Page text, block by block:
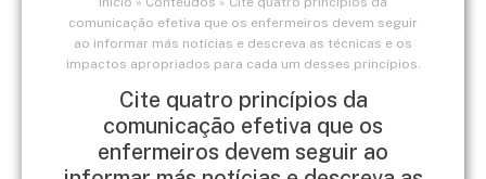
comunicação efetiva que os enfermeiros devem seguir
ao informar más notícias e descreva as técnicas e os
impactos apropriados para cada um desses princípios.
Cite quatro princípios da
comunicação efetiva que os
enfermeiros devem seguir ao